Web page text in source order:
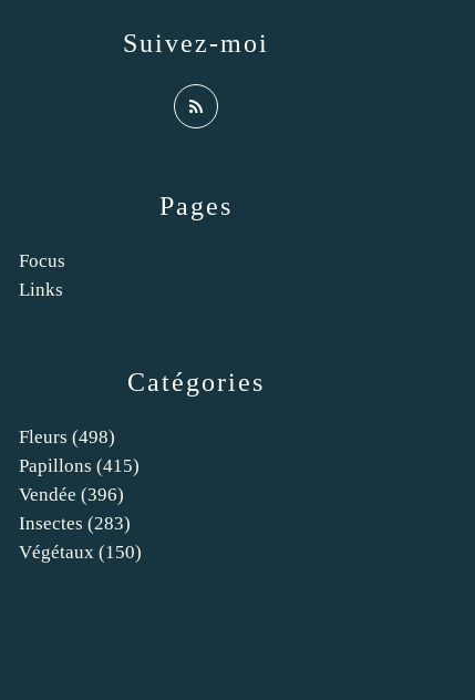
Catégories
Fleurs (498)
Papillons (415)
Vendée (396)
Insectes (283)
Végétaux (150)
Pages
Focus
Links
Suivez-moi